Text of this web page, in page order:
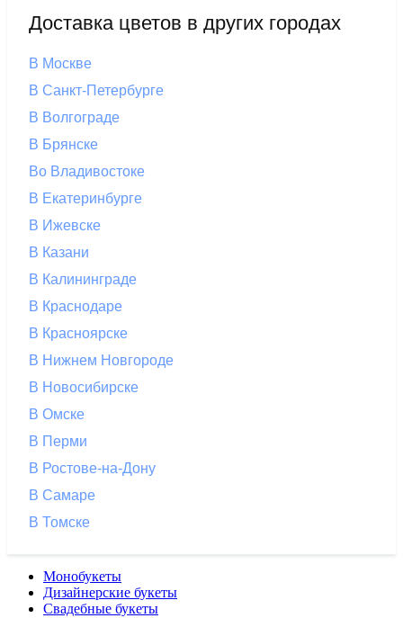
Доставка цветов в других городах
В Москве
В Санкт-Петербурге
В Волгограде
В Брянске
Во Владивостоке
В Екатеринбурге
В Ижевске
В Казани
В Калининграде
В Краснодаре
В Красноярске
В Нижнем Новгороде
В Новосибирске
В Омске
В Перми
В Ростове-на-Дону
В Самаре
В Томске
Монобукеты
Дизайнерские букеты
Свадебные букеты